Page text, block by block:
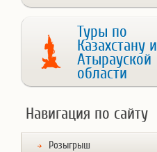
Туры по
Казахстану и
Атырауской
области
Навигация по сайту
Розыгрыш